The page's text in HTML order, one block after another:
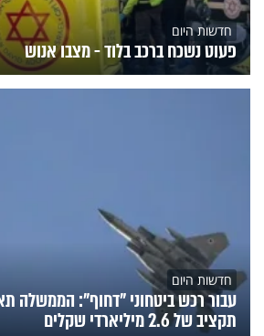
חדשות היום
פעוט נשכח ברכב בלוד - מצבו אנוש
חדשות היום
עבור רכש ביטחוני "דחוף": הממשלה
תקציב של 2.6 מיליארדי שקלים